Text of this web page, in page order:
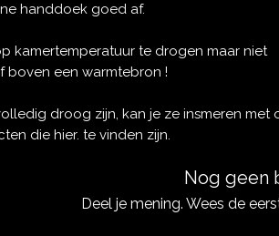
handdoek goed af.
kamertemperatuur te drogen maar niet
boven een warmtebron !
droog zijn, kan je ze insmeren met
die hier. te vinden zijn.
Nog geen
Deel je mening. Wees de